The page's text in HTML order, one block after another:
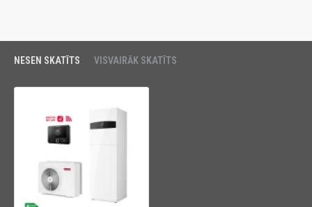
NESEN SKATĪTS VISVAIRĀK SKATĪTS